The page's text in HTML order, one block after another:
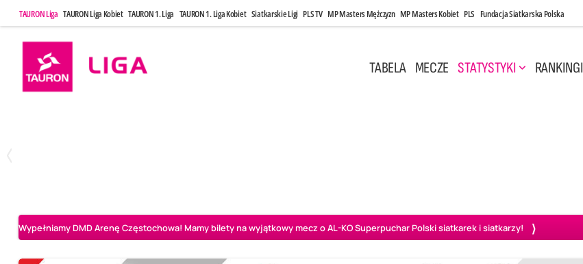
TAURON Liga TAURON Liga Kobiet TAURON 1. Liga TAURON 1. Liga Kobiet Siatkarskie Ligi PLS TV MP Masters Mężczyzn MP Masters Kobiet PLS Fundacja Siatkarska Polska
TABELA MECZE STATYSTYKI RANKINGI
Wypełniamy DMD Arenę Częstochowa! Mamy bilety na wyjątkowy mecz o AL-KO Superpuchar Polski siatkarek i siatkarzy!